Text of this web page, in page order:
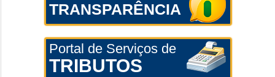
TRANSPARÊNCIA
Portal de Serviços de
TRIBUTOS